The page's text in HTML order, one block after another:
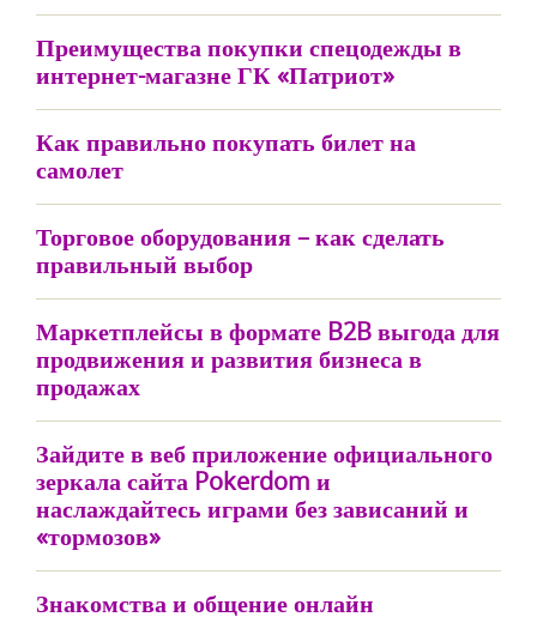
Преимущества покупки спецодежды в
интернет-магазне ГК «Патриот»
Как правильно покупать билет на
самолет
Торговое оборудования – как сделать
правильный выбор
Маркетплейсы в формате B2B выгода для
продвижения и развития бизнеса в
продажах
Зайдите в веб приложение официального
зеркала сайта Pokerdom и
наслаждайтесь играми без зависаний и
«тормозов»
Знакомства и общение онлайн